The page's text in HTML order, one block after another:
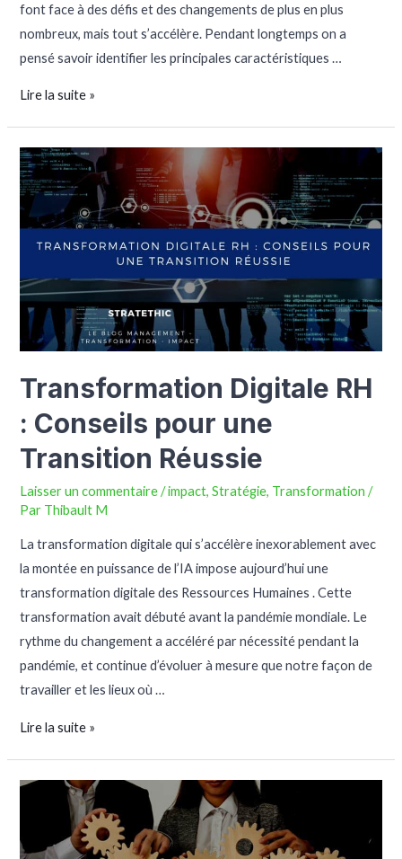
font face à des défis et des changements de plus en plus
nombreux, mais tout s’accélère. Pendant longtemps on a
pensé savoir identifier les principales caractéristiques …
Lire la suite »
Transformation Digitale RH
: Conseils pour une
Transition Réussie
Laisser un commentaire /impact,Stratégie, Transformation /
Par Thibault M
La transformation digitale qui s’accélère inexorablement avec
la montée en puissance de l’IA impose aujourd’hui une
transformation digitale des Ressources Humaines . Cette
transformation avait débuté avant la pandémie mondiale. Le
rythme du changement a accéléré par nécessité pendant la
pandémie, et continue d’évoluer à mesure que notre façon de
travailler et les lieux où …
Lire la suite »